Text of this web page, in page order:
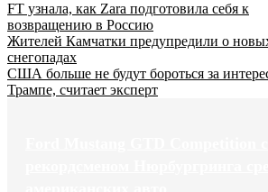
FT узнала, как Zara подготовила себя к
возвращению в Россию
Жителей Камчатки предупредили о
снегопадах
США больше не будут бороться за
Трампе, считает эксперт